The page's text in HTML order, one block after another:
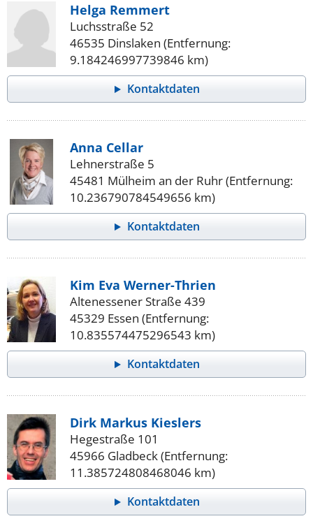
Helga Remmert
Luchsstraße 52
46535 Dinslaken (Entfernung:
9.184246997739846 km)
Kontaktdaten
Anna Cellar
Lehnerstraße 5
45481 Mülheim an der Ruhr (Entfernung:
10.236790784549656 km)
Kontaktdaten
Kim Eva Werner-Thrien
Altenessener Straße 439
45329 Essen (Entfernung:
10.835574475296543 km)
Kontaktdaten
Dirk Markus Kieslers
Hegestraße 101
45966 Gladbeck (Entfernung:
11.385724808468046 km)
Kontaktdaten